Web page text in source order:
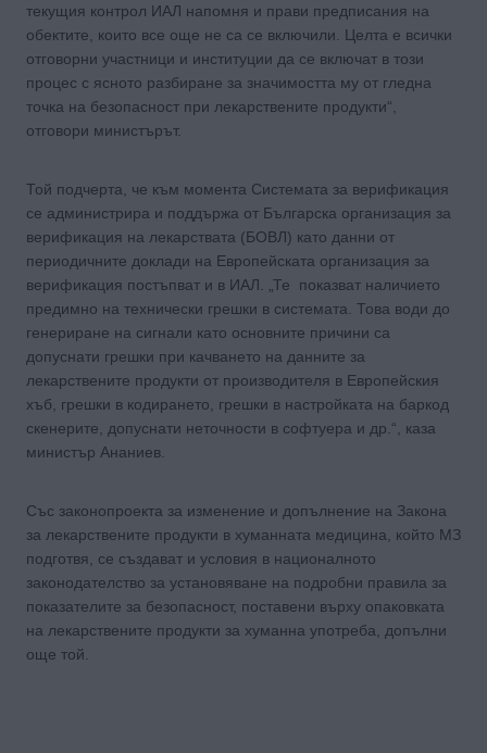
текущия контрол ИАЛ напомня и прави предписания на
обектите, които все още не са се включили. Целта е всички
отговорни участници и институции да се включат в този
процес с ясното разбиране за значимостта му от гледна
точка на безопасност при лекарствените продукти“,
отговори министърът.
Той подчерта, че към момента Системата за верификация
се администрира и поддържа от Българска организация за
верификация на лекарствата (БОВЛ) като данни от
периодичните доклади на Европейската организация за
верификация постъпват и в ИАЛ. „Те показват наличието
предимно на технически грешки в системата. Това води до
генериране на сигнали като основните причини са
допуснати грешки при качването на данните за
лекарствените продукти от производителя в Европейския
хъб, грешки в кодирането, грешки в настройката на баркод
скенерите, допуснати неточности в софтуера и др.“, каза
министър Ананиев.
Със законопроекта за изменение и допълнение на Закона
за лекарствените продукти в хуманната медицина, който МЗ
подготвя, се създават и условия в националното
законодателство за установяване на подробни правила за
показателите за безопасност, поставени върху опаковката
на лекарствените продукти за хуманна употреба, допълни
още той.